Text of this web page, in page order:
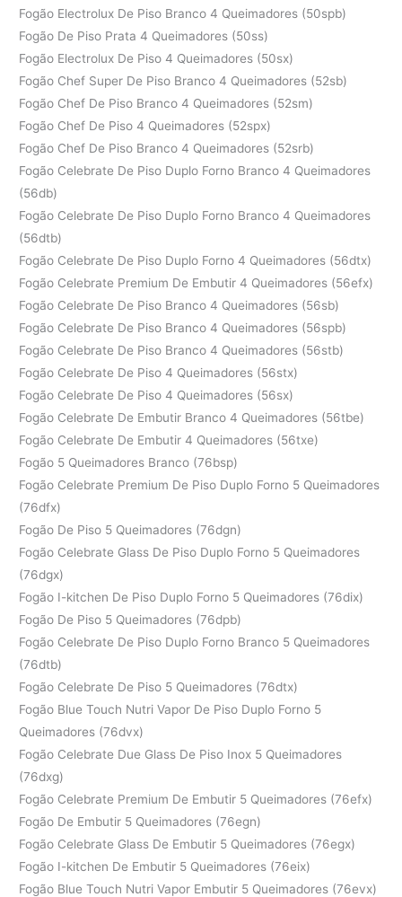
Fogão Electrolux De Piso Branco 4 Queimadores (50spb)
Fogão De Piso Prata 4 Queimadores (50ss)
Fogão Electrolux De Piso 4 Queimadores (50sx)
Fogão Chef Super De Piso Branco 4 Queimadores (52sb)
Fogão Chef De Piso Branco 4 Queimadores (52sm)
Fogão Chef De Piso 4 Queimadores (52spx)
Fogão Chef De Piso Branco 4 Queimadores (52srb)
Fogão Celebrate De Piso Duplo Forno Branco 4 Queimadores
(56db)
Fogão Celebrate De Piso Duplo Forno Branco 4 Queimadores
(56dtb)
Fogão Celebrate De Piso Duplo Forno 4 Queimadores (56dtx)
Fogão Celebrate Premium De Embutir 4 Queimadores (56efx)
Fogão Celebrate De Piso Branco 4 Queimadores (56sb)
Fogão Celebrate De Piso Branco 4 Queimadores (56spb)
Fogão Celebrate De Piso Branco 4 Queimadores (56stb)
Fogão Celebrate De Piso 4 Queimadores (56stx)
Fogão Celebrate De Piso 4 Queimadores (56sx)
Fogão Celebrate De Embutir Branco 4 Queimadores (56tbe)
Fogão Celebrate De Embutir 4 Queimadores (56txe)
Fogão 5 Queimadores Branco (76bsp)
Fogão Celebrate Premium De Piso Duplo Forno 5 Queimadores
(76dfx)
Fogão De Piso 5 Queimadores (76dgn)
Fogão Celebrate Glass De Piso Duplo Forno 5 Queimadores
(76dgx)
Fogão I-kitchen De Piso Duplo Forno 5 Queimadores (76dix)
Fogão De Piso 5 Queimadores (76dpb)
Fogão Celebrate De Piso Duplo Forno Branco 5 Queimadores
(76dtb)
Fogão Celebrate De Piso 5 Queimadores (76dtx)
Fogão Blue Touch Nutri Vapor De Piso Duplo Forno 5
Queimadores (76dvx)
Fogão Celebrate Due Glass De Piso Inox 5 Queimadores
(76dxg)
Fogão Celebrate Premium De Embutir 5 Queimadores (76efx)
Fogão De Embutir 5 Queimadores (76egn)
Fogão Celebrate Glass De Embutir 5 Queimadores (76egx)
Fogão I-kitchen De Embutir 5 Queimadores (76eix)
Fogão Blue Touch Nutri Vapor Embutir 5 Queimadores (76evx)